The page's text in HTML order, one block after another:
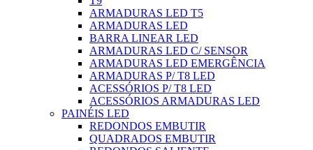
ARMADURAS LED T5
ARMADURAS LED
BARRA LINEAR LED
ARMADURAS LED C/ SENSOR
ARMADURAS LED EMERGÊNCIA
ARMADURAS P/ T8 LED
ACESSÓRIOS P/ T8 LED
ACESSÓRIOS ARMADURAS LED
PAINÉIS LED
REDONDOS EMBUTIR
QUADRADOS EMBUTIR